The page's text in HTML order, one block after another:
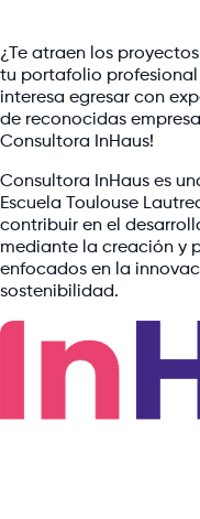
¿Te atraen los
tu portafolio profesional
interesa egresar con
de reconocidas
Consultora InHaus!
Consultora InHaus es
Escuela Toulouse
contribuir en el
mediante la creación y
enfocados en la
sostenibilidad.